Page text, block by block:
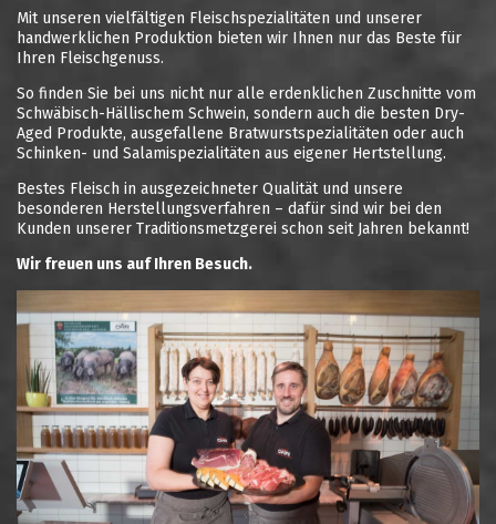
Mit unseren vielfältigen Fleischspezialitäten und unserer
handwerklichen Produktion bieten wir Ihnen nur das Beste für
Ihren Fleischgenuss.
So finden Sie bei uns nicht nur alle erdenklichen Zuschnitte vom
Schwäbisch-Hällischem Schwein, sondern auch die besten Dry-
Aged Produkte, ausgefallene Bratwurstspezialitäten oder auch
Schinken- und Salamispezialitäten aus eigener Hertstellung.
Bestes Fleisch in ausgezeichneter Qualität und unsere
besonderen Herstellungsverfahren – dafür sind wir bei den
Kunden unserer Traditionsmetzgerei schon seit Jahren bekannt!
Wir freuen uns auf Ihren Besuch.